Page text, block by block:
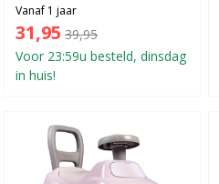
Vanaf 1 jaar
31,95 39,95
Voor 23:59u besteld, dinsdag
in huis!